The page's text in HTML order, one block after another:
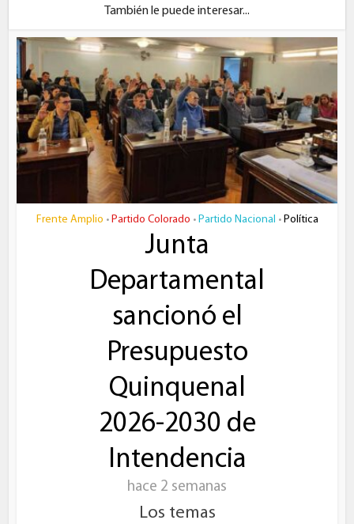
También le puede interesar...
Frente Amplio • Partido Colorado • Partido Nacional • Política
Junta
Departamental
sancionó el
Presupuesto
Quinquenal
2026-2030 de
Intendencia
hace 2 semanas
Los temas